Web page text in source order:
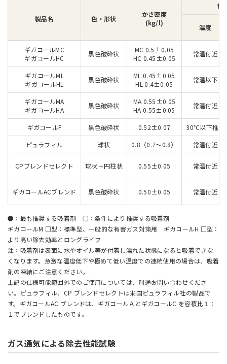
製品名 色・形状
かさ密度
(kg/l)
使
温度
ギガコールMC
ギガコールHC
黒色破砕状
MC 0.5±0.05
HC 0.45±0.05
常温付近
ギガコールML
ギガコールHL
黒色破砕状
ML 0.45±0.05
HL 0.4±0.05
常温以下
ギガコールMA
ギガコールHA
黒色破砕状
MA 0.55±0.05
HA 0.55±0.05
常温付近
ギガコールF 黒色破砕状 0.52±0.07
30℃以下推奨
ピュラフィル
球状 0.8（0.7～0.8） 常温付近
CPブレンドセレクト 球状＋円柱状 0.55±0.05 常温付近
ギガコールACブレンド 黒色破砕状 0.50±0.05 常温付近
●：最も推奨する吸着剤 ○：条件により推奨する吸着剤
ギガコールM □型：標準型、一般的な有害ガス対策用 ギガコールH □型：
より高い除去効率とロングライフ
注：吸着剤は表面に水やオイル等が付着し濡れた状態になると吸着できな
くなります。急激な温度低下や極めて低い温度での連続使用の場合は、吸着
剤の凍結にご注意ください。
上記の仕様可能範囲外でのご使用については、別途お問い合わせくださ
い。ピュラフィル、CP ブレンドセレクトは米国ピュラフィル社の製品で
す。ギガコールAC ブレンドは、ギガコールＡとギガコールC を容積比１：
１でブレンドしたものです。
ガス通気による除去性能試験